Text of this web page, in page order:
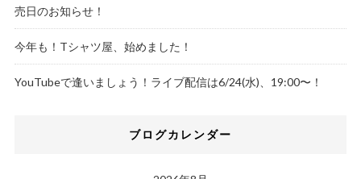
売日のお知らせ！
今年も！Tシャツ屋、始めました！
YouTubeで逢いましょう！ライブ配信は6/24(水)、19:00〜！
ブログカレンダー